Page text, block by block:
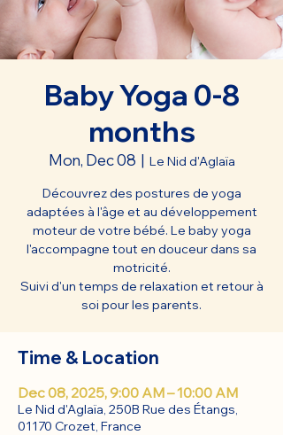
Baby Yoga 0-8
months
Mon, Dec 08
  |
Le Nid d'Aglaïa
Découvrez des postures de yoga
adaptées à l'âge et au développement
moteur de votre bébé. Le baby yoga
l'accompagne tout en douceur dans sa
motricité.
Suivi d'un temps de relaxation et retour à
soi pour les parents.
Time & Location
Dec 08, 2025, 9:00 AM – 10:00 AM
Le Nid d'Aglaïa, 250B Rue des Étangs,
01170 Crozet, France